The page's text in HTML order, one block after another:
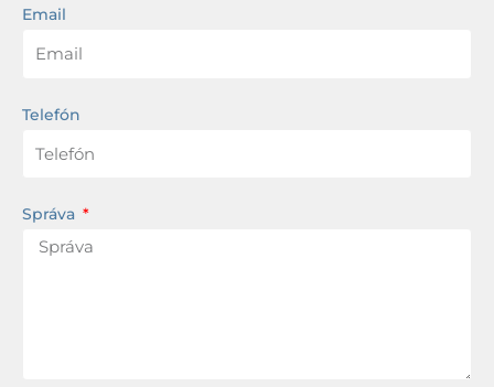
Email
Telefón
Správa